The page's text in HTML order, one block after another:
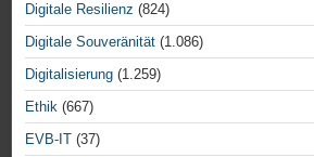
Digitale Resilienz (824)
Digitale Souveränität (1.086)
Digitalisierung (1.259)
Ethik (667)
EVB-IT (37)